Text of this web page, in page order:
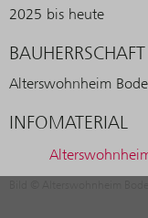
2025 bis heute
BAUHERRSCHAFT
Alterswohnheim
INFOMATERIAL